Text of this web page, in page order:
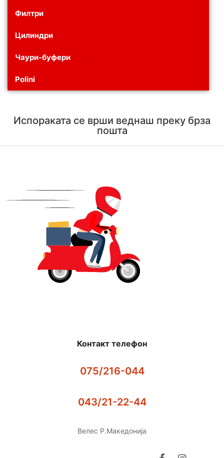
Филтри
Цилиндри
Чаури-буфери
Polini
Испораката се врши веднаш преку брза
пошта
Контакт телефон
075/216-044
043/21-22-44
Велес Р.Македонија